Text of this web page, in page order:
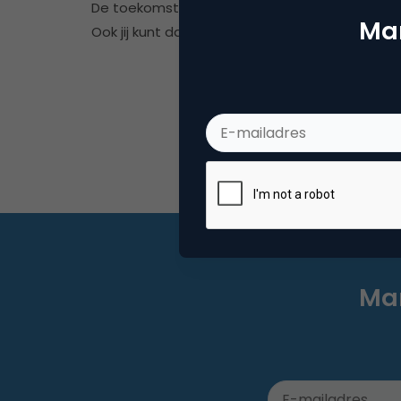
De toekomst vraagt om ethische marketing -
Ook jij kunt daar morgen mee beginnen.